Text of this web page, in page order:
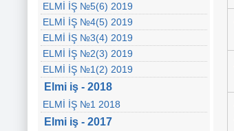
ELMİ İŞ №5(6) 2019
ELMİ İŞ №4(5) 2019
ELMİ İŞ №3(4) 2019
ELMİ İŞ №2(3) 2019
ELMİ İŞ №1(2) 2019
Elmi iş - 2018
ELMİ İŞ №1 2018
Elmi iş - 2017